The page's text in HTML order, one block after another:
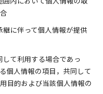
に伴って個人情報が提供
て利用する場合であっ
個人情報の項目，共同して
目的および当該個人情報の